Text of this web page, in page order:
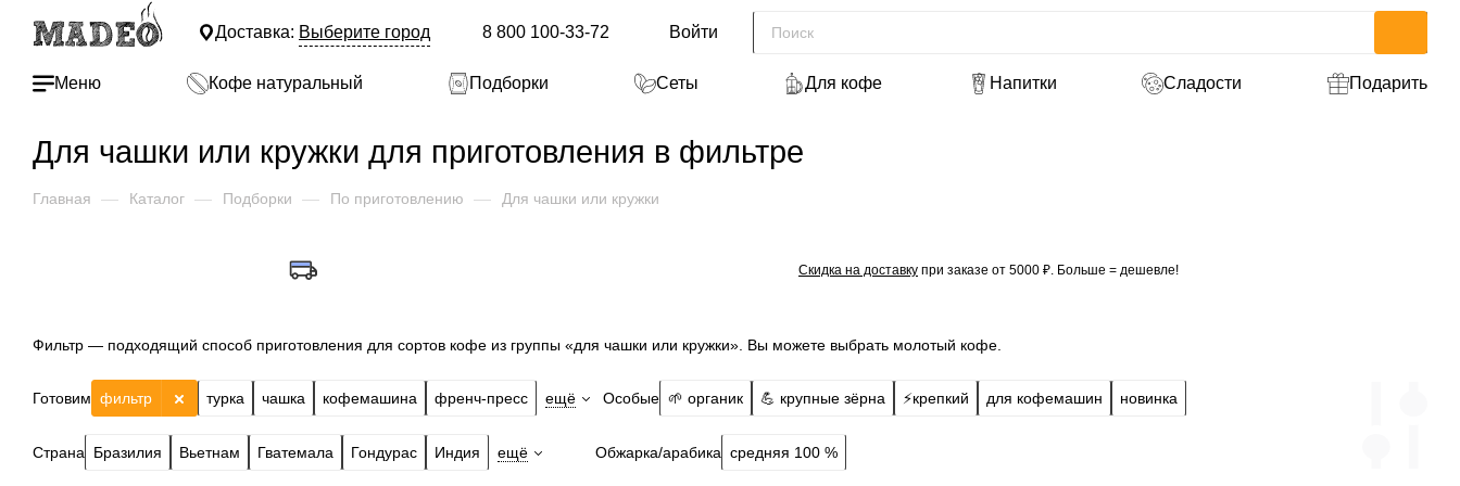
Доставка: Выберите город 8 800 100-33-72 Войти
Меню Кофе натуральный Подборки Сеты Для кофе Напитки Сладости Подарить
Для чашки или кружки для приготовления в фильтре
Главная — Каталог — Подборки — По приготовлению — Для чашки или кружки
Скидка на доставку при заказе от 5000 ₽. Больше = дешевле!
Фильтр — подходящий способ приготовления для сортов кофе из группы «для чашки или кружки». Вы можете выбрать молотый кофе.
Готовим турка чашка кофемашина
фильтр френч-пресс ещё Особые 🌱 органик 💪 крупные зёрна ⚡️крепкий для кофемашин новинка
Страна Бразилия Вьетнам Гватемала Гондурас Индия ещё Обжарка/арабика средняя 100 %